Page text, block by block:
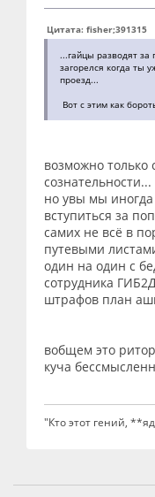
Цитата: fisher;391315
...гайцы разводят за
загорелся когда ты
проезд...
Вот с этим как
возможно
сознательности...
но увы мы
вступиться за
самих не всё в
путевыми
один на один с
сотрудника
штрафов план
вобщем это
куча
"Кто этот гений,